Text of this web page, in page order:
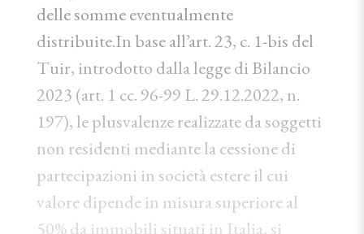
delle somme eventualmente
distribuite.In base all’art. 23, c. 1-bis del
Tuir, introdotto dalla legge di Bilancio
2023 (art. 1 cc. 96-99 L. 29.12.2022, n.
197), le plusvalenze realizzate da soggetti
non residenti mediante la cessione di
partecipazioni in società estere il cui
valore dipende in misura superiore al
50% da immobili situati in Italia, si